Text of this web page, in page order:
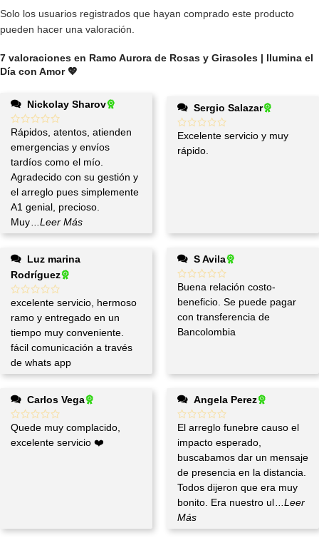
7 valoraciones en Ramo Aurora de Rosas y Girasoles | Ilumina el
Día con Amor 💖
Nickolay Sharov
Rápidos, atentos, atienden
emergencias y envíos
tardíos como el mío.
Agradecido con su gestión y
el arreglo pues simplemente
A1 genial, precioso.
Muy
...Leer Más
Sergio Salazar
Excelente servicio y muy
rápido.
Rodríguez
excelente servicio, hermoso
ramo y entregado en un
tiempo muy conveniente.
fácil comunicación a través
de whats app
S Avila
Buena relación costo-
beneficio. Se puede pagar
con transferencia de
Bancolombia
Carlos Vega
Quede muy complacido,
excelente servicio ❤️
Angela Perez
El arreglo funebre causo el
impacto esperado,
buscabamos dar un mensaje
de presencia en la distancia.
Todos dijeron que era muy
bonito. Era nuestro ul
...Leer
Más
Solo los usuarios registrados que hayan comprado este producto
pueden hacer una valoración.